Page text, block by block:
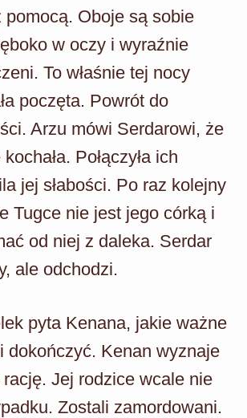
pomocą. Oboje są sobie
w oczy i wyraźnie
To właśnie tej nocy
poczęta. Powrót do
Arzu mówi Serdarowi, że
Połączyła ich
jej słabości. Po raz kolejny
Tugce nie jest jego córką i
od niej z daleka. Serdar
ale odchodzi.
pyta Kenana, jakie ważne
dokończyć. Kenan wyznaje
rację. Jej rodzice wcale nie
Zostali zamordowani.